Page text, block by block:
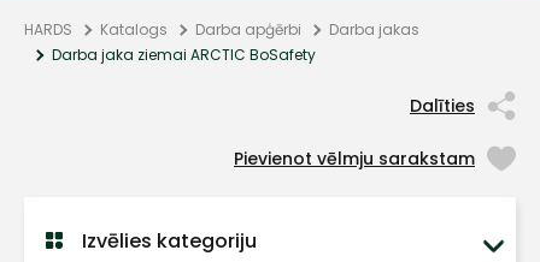
HARDS Katalogs Darba apģērbi
Darba jakas
Darba jaka ziemai ARCTIC BoSafety
Dalīties
Pievienot vēlmju sarakstam
Izvēlies kategoriju